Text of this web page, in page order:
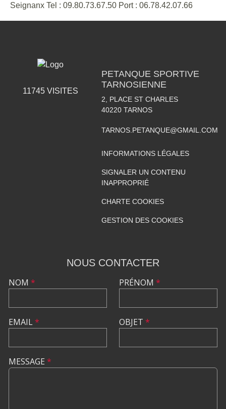
Seignanx Tel : 09.80.73.67.50 Port : 06.78.42.07.66
11745 VISITES
PETANQUE SPORTIVE
TARNOSIENNE
2, PLACE ST CHARLES
40220 TARNOS
TARNOS.PETANQUE@GMAIL.COM
INFORMATIONS LÉGALES
SIGNALER UN CONTENU
INAPPROPRIÉ
CHARTE COOKIES
GESTION DES COOKIES
NOUS CONTACTER
NOM *
EMAIL*
PRÉNOM *
OBJET *
MESSAGE *